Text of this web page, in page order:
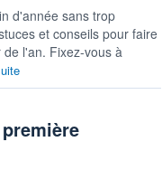
d'année sans trop
et conseils pour faire
l'an. Fixez-vous à